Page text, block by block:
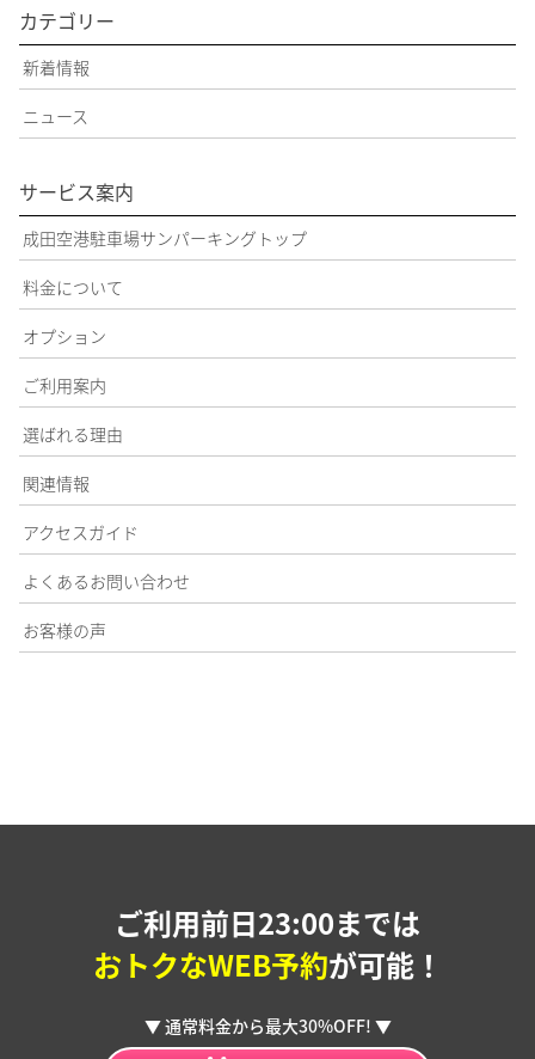
カテゴリー
新着情報
ニュース
サービス案内
成田空港駐車場サンパーキングトップ
料金について
オプション
ご利用案内
選ばれる理由
関連情報
アクセスガイド
よくあるお問い合わせ
お客様の声
ご利用前日23:00までは
おトクなWEB予約が可能！
▼ 通常料金から最大30%OFF! ▼